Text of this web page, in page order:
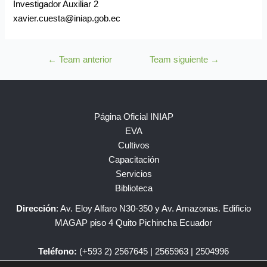
Investigador Auxiliar 2
xavier.cuesta@iniap.gob.ec
← Team anterior Team siguiente →
Página Oficial INIAP
EVA
Cultivos
Capacitación
Servicios
Biblioteca
Dirección: Av. Eloy Alfaro N30-350 y Av. Amazonas. Edificio
MAGAP piso 4 Quito Pichincha Ecuador
Teléfono: (+593 2) 2567645 | 2565963 | 2504996